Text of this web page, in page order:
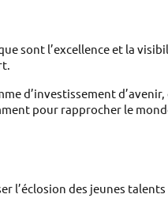
sont l’excellence et la
d’investissement
pour rapprocher le
des jeunes